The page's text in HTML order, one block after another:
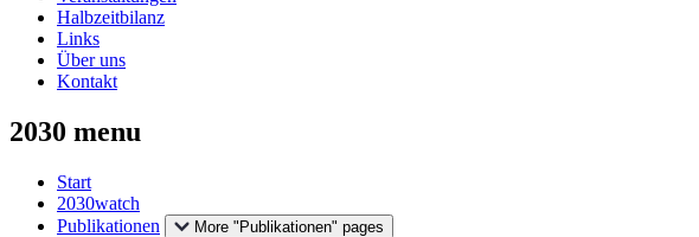
Halbzeitbilanz
Links
Über uns
Kontakt
2030 menu
Start
2030watch
Publikationen
More "Publikationen" pages